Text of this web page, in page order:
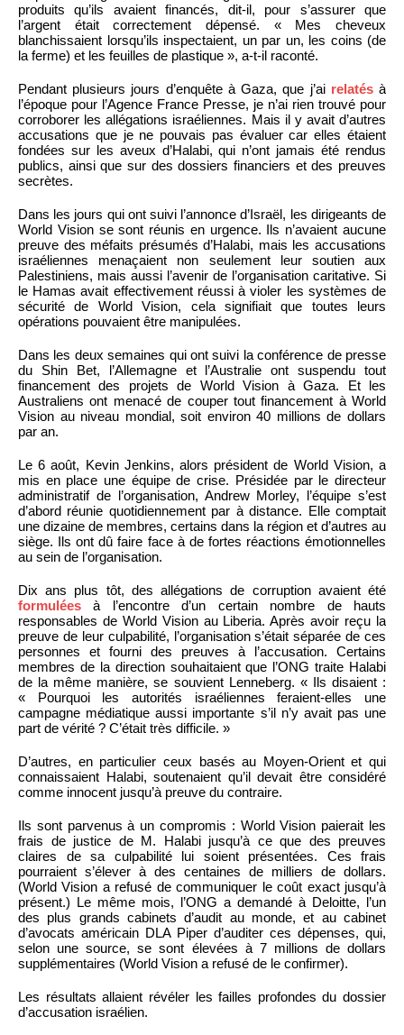
produits qu’ils avaient financés, dit-il, pour s’assurer que
l’argent était correctement dépensé. « Mes cheveux
blanchissaient lorsqu’ils inspectaient, un par un, les coins (de
la ferme) et les feuilles de plastique », a-t-il raconté.
Pendant plusieurs jours d’enquête à Gaza, que j’ai relatésà
l’époque pour l’Agence France Presse, je n’ai rien trouvé pour
corroborer les allégations israéliennes. Mais il y avait d’autres
accusations que je ne pouvais pas évaluer car elles étaient
fondées sur les aveux d’Halabi, qui n’ont jamais été rendus
publics, ainsi que sur des dossiers financiers et des preuves
secrètes.
Dans les jours qui ont suivi l’annonce d’Israël, les dirigeants de
World Vision se sont réunis en urgence. Ils n’avaient aucune
preuve des méfaits présumés d’Halabi, mais les accusations
israéliennes menaçaient non seulement leur soutien aux
Palestiniens, mais aussi l’avenir de l’organisation caritative. Si
le Hamas avait effectivement réussi à violer les systèmes de
sécurité de World Vision, cela signifiait que toutes leurs
opérations pouvaient être manipulées.
Dans les deux semaines qui ont suivi la conférence de presse
du Shin Bet, l’Allemagne et l’Australie ont suspendu tout
financement des projets de World Vision à Gaza. Et les
Australiens ont menacé de couper tout financement à World
Vision au niveau mondial, soit environ 40 millions de dollars
par an.
Le 6 août, Kevin Jenkins, alors président de World Vision, a
mis en place une équipe de crise. Présidée par le directeur
administratif de l’organisation, Andrew Morley, l’équipe s’est
d’abord réunie quotidiennement par à distance. Elle comptait
une dizaine de membres, certains dans la région et d’autres au
siège. Ils ont dû faire face à de fortes réactions émotionnelles
au sein de l’organisation.
Dix ans plus tôt, des allégations de corruption avaient été
formulées à l’encontre d’un certain nombre de hauts
responsables de World Vision au Liberia. Après avoir reçu la
preuve de leur culpabilité, l’organisation s’était séparée de ces
personnes et fourni des preuves à l’accusation. Certains
membres de la direction souhaitaient que l’ONG traite Halabi
de la même manière, se souvient Lenneberg. « Ils disaient :
« Pourquoi les autorités israéliennes feraient-elles une
campagne médiatique aussi importante s’il n’y avait pas une
part de vérité ? C’était très difficile. »
D’autres, en particulier ceux basés au Moyen-Orient et qui
connaissaient Halabi, soutenaient qu’il devait être considéré
comme innocent jusqu’à preuve du contraire.
Ils sont parvenus à un compromis : World Vision paierait les
frais de justice de M. Halabi jusqu’à ce que des preuves
claires de sa culpabilité lui soient présentées. Ces frais
pourraient s’élever à des centaines de milliers de dollars.
(World Vision a refusé de communiquer le coût exact jusqu’à
présent.) Le même mois, l’ONG a demandé à Deloitte, l’un
des plus grands cabinets d’audit au monde, et au cabinet
d’avocats américain DLA Piper d’auditer ces dépenses, qui,
selon une source, se sont élevées à 7 millions de dollars
supplémentaires (World Vision a refusé de le confirmer).
Les résultats allaient révéler les failles profondes du dossier
d’accusation israélien.